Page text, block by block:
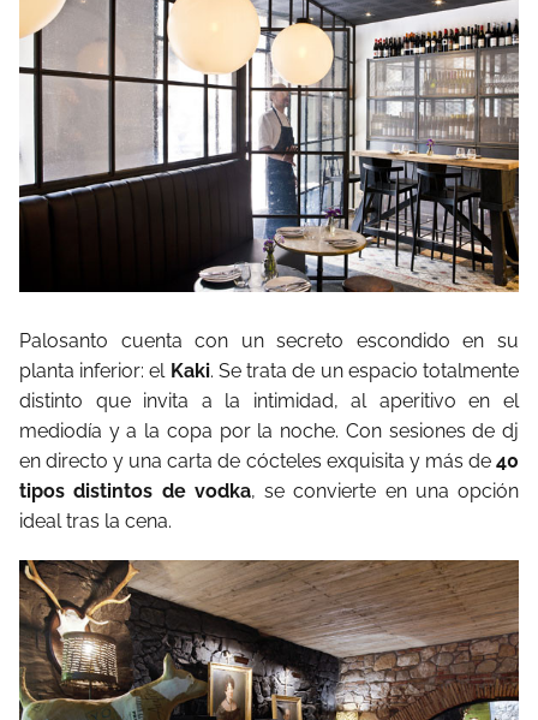
Palosanto cuenta con un secreto escondido en su
planta inferior: el Kaki. Se trata de un espacio totalmente
distinto que invita a la intimidad, al aperitivo en el
mediodía y a la copa por la noche. Con sesiones de dj
en directo y una carta de cócteles exquisita y más de 40
tipos distintos de vodka, se convierte en una opción
ideal tras la cena.